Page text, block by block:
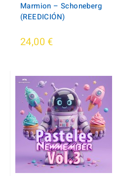
Marmion ‎– Schoneberg
(REEDICIÓN)
24,00 €